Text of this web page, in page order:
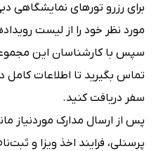
برای رزرو تورهای نمایشگاهی
مورد نظر خود را از لیست
تماس بگیرید تا اطلاعات کامل
سفر دریافت کنید.
پس از ارسال مدارک موردنیاز
پرسنلی، فرایند اخذ ویزا و